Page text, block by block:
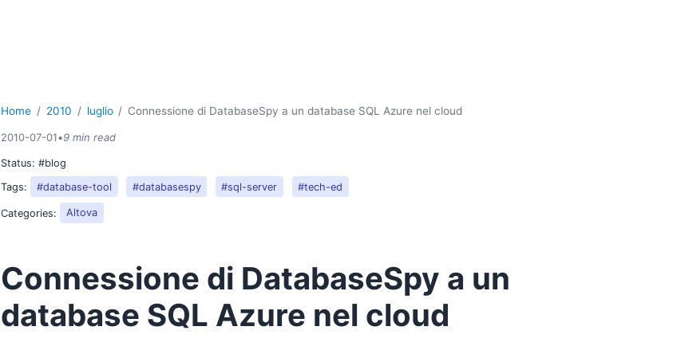
Home 2010 luglio Connessione di DatabaseSpy a un database SQL Azure nel cloud
2010-07-01•9 min read
Status:#blog
Tags:
#database-tool #databasespy #sql-server #tech-ed
Categories: Altova
Connessione di DatabaseSpy a un
database SQL Azure nel cloud